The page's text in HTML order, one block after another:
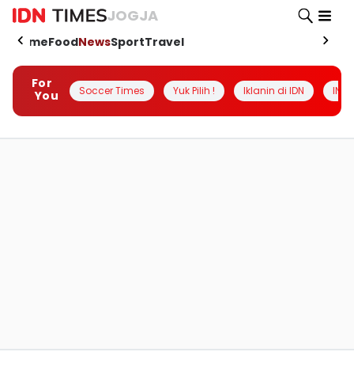
JOGJA
HomeFoodNewsSportTravel
For
You
Soccer Times Yuk Pilih ! Iklanin di IDN